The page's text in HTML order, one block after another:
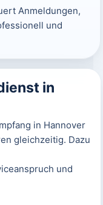
Anmeldungen,
und
in
in Hannover
gleichzeitig. Dazu
und